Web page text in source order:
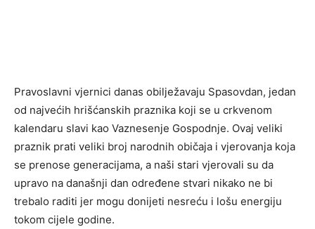
Pravoslavni vjernici danas obilježavaju Spasovdan, jedan
od najvećih hrišćanskih praznika koji se u crkvenom
kalendaru slavi kao Vaznesenje Gospodnje. Ovaj veliki
praznik prati veliki broj narodnih običaja i vjerovanja koja
se prenose generacijama, a naši stari vjerovali su da
upravo na današnji dan određene stvari nikako ne bi
trebalo raditi jer mogu donijeti nesreću i lošu energiju
tokom cijele godine.